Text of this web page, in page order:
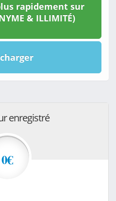
rapidement sur
& ILLIMITÉ)
enregistré
0€